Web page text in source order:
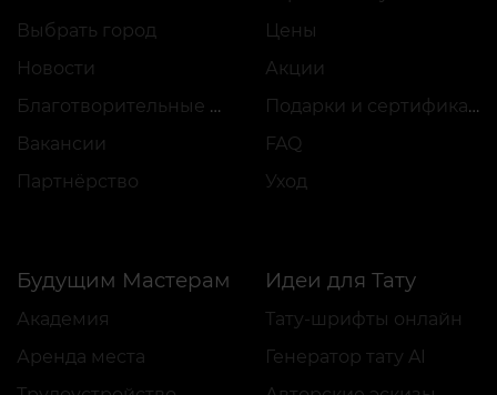
Выбрать город
Новости
Благотворительные проекты
Вакансии
Партнёрство
Цены
Акции
Подарки и сертификаты
FAQ
Уход
Будущим Мастерам
Академия
Аренда места
Идеи для Тату
Тату-шрифты онлайн
Генератор тату AI